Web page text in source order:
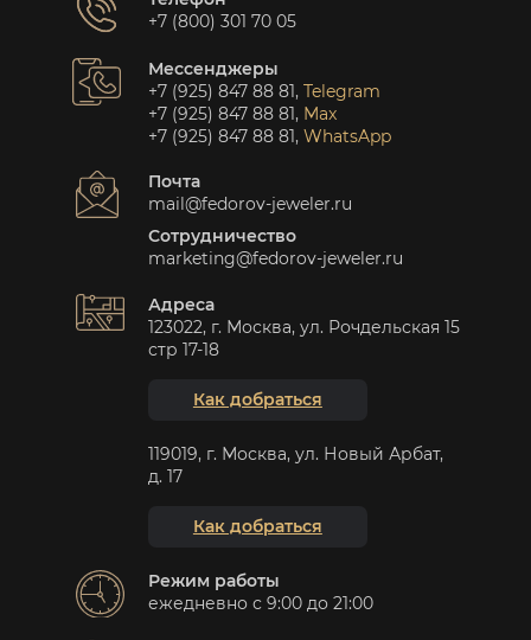
+7 (800) 301 70 05
Мессенджеры
+7 (925) 847 88 81, Telegram
+7 (925) 847 88 81, Max
+7 (925) 847 88 81, WhatsApp
Почта
mail@fedorov-jeweler.ru
Сотрудничество
marketing@fedorov-jeweler.ru
Адреса
123022, г. Москва, ул. Рочдельская 15
стр 17-18
Как добраться
119019, г. Москва, ул. Новый Арбат,
д. 17
Как добраться
Режим работы
ежедневно с 9:00 до 21:00